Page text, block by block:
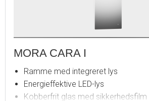
MORA CARA I
Ramme med integreret lys
Energieffektive LED-lys
Kobberfrit glas med sikkerhedsfilm